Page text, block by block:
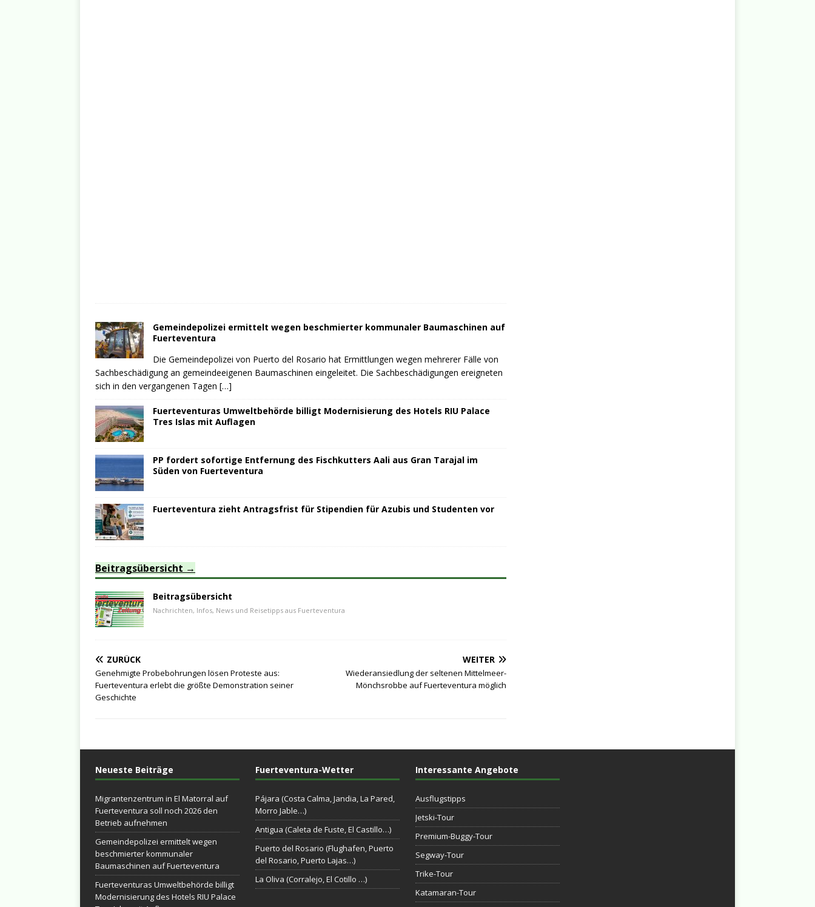
Gemeindepolizei ermittelt wegen beschmierter kommunaler Baumaschinen auf
Fuerteventura
Die Gemeindepolizei von Puerto del Rosario hat Ermittlungen wegen mehrerer Fälle von
Sachbeschädigung an gemeindeeigenen Baumaschinen eingeleitet. Die Sachbeschädigungen ereigneten
sich in den vergangenen Tagen […]
Fuerteventuras Umweltbehörde billigt Modernisierung des Hotels RIU Palace
Tres Islas mit Auflagen
PP fordert sofortige Entfernung des Fischkutters Aali aus Gran Tarajal im
Süden von Fuerteventura
Fuerteventura zieht Antragsfrist für Stipendien für Azubis und Studenten vor
Beitragsübersicht
Beitragsübersicht
Nachrichten, Infos, News und Reisetipps aus Fuerteventura
ZURÜCK
Genehmigte Probebohrungen lösen Proteste aus:
Fuerteventura erlebt die größte Demonstration seiner
Geschichte
WEITER
Wiederansiedlung der seltenen Mittelmeer-
Mönchsrobbe auf Fuerteventura möglich
Neueste Beiträge
Migrantenzentrum in El Matorral auf
Fuerteventura soll noch 2026 den
Betrieb aufnehmen
Gemeindepolizei ermittelt wegen
beschmierter kommunaler
Baumaschinen auf Fuerteventura
Fuerteventuras Umweltbehörde billigt
Modernisierung des Hotels RIU Palace
Fuerteventura-Wetter
Pájara (Costa Calma, Jandia, La Pared,
Morro Jable…)
Antigua (Caleta de Fuste, El Castillo…)
Puerto del Rosario (Flughafen, Puerto
del Rosario, Puerto Lajas…)
La Oliva (Corralejo, El Cotillo …)
Interessante Angebote
Ausflugstipps
Jetski-Tour
Premium-Buggy-Tour
Segway-Tour
Trike-Tour
Katamaran-Tour